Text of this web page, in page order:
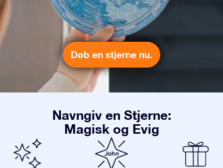
Døb en stjerne nu.
Navngiv en Stjerne:
Magisk og Evig